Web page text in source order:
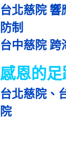
台北慈院
防制
台中慈院
感恩的
台北慈院、
院